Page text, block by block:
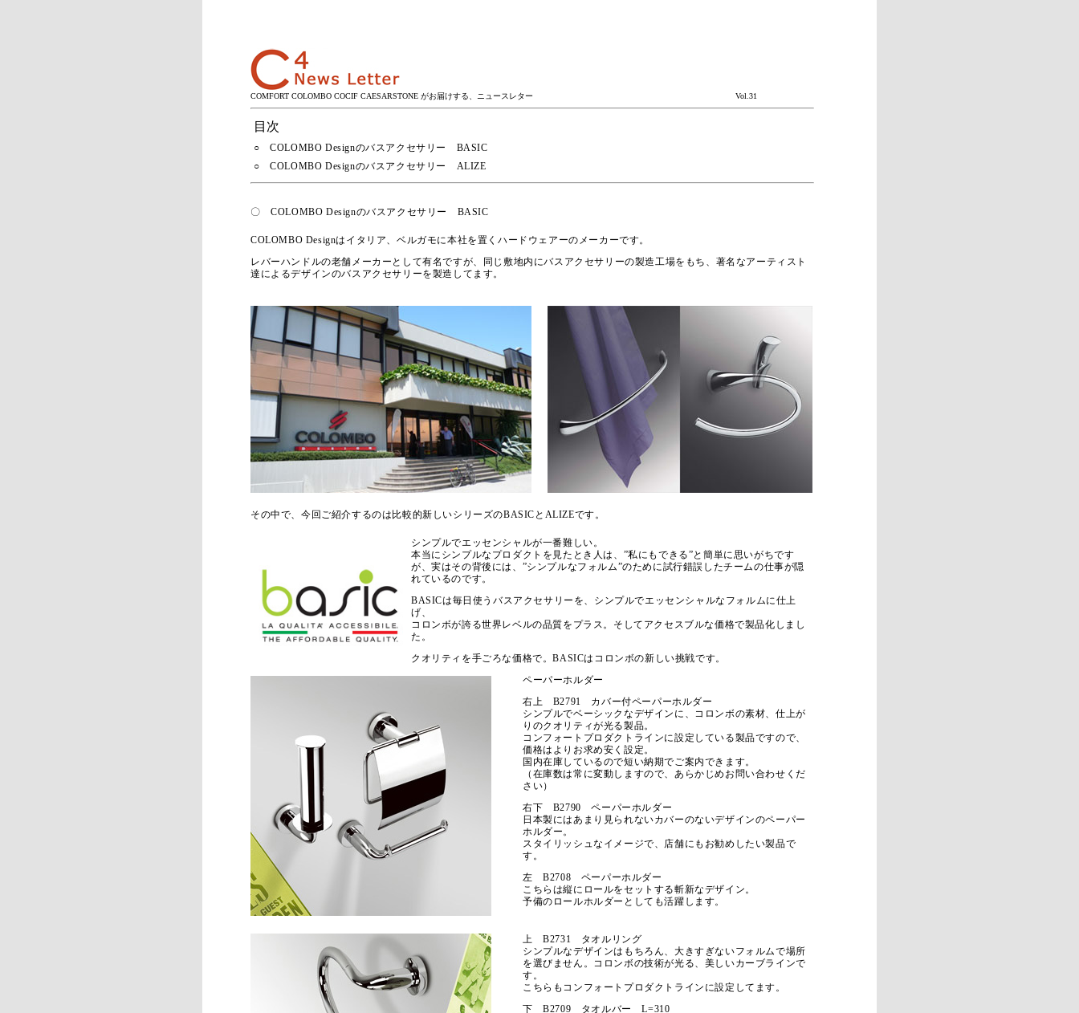
COMFORT COLOMBO COCIF CAESARSTONE がお届けする、ニュースレター Vol.31
目次
○ COLOMBO Designのバスアクセサリー BASIC
○ COLOMBO Designのバスアクセサリー ALIZE
〇 COLOMBO Designのバスアクセサリー BASIC
COLOMBO Designはイタリア、ベルガモに本社を置くハードウェアーのメーカーです。
レバーハンドルの老舗メーカーとして有名ですが、同じ敷地内にバスアクセサリーの製造工場をもち、著名なアーティスト
達によるデザインのバスアクセサリーを製造してます。
その中で、今回ご紹介するのは比較的新しいシリーズのBASICとALIZEです。
シンプルでエッセンシャルが一番難しい。
本当にシンプルなプロダクトを見たとき人は、”私にもできる”と簡単に思いがちです
が、実はその背後には、”シンプルなフォルム”のために試行錯誤したチームの仕事が隠
れているのです。
BASICは毎日使うバスアクセサリーを、シンプルでエッセンシャルなフォルムに仕上
げ、
コロンボが誇る世界レベルの品質をプラス。そしてアクセスブルな価格で製品化しまし
た。
クオリティを手ごろな価格で。BASICはコロンボの新しい挑戦です。
ペーパーホルダー
右上 B2791 カバー付ペーパーホルダー
シンプルでベーシックなデザインに、コロンボの素材、仕上が
りのクオリティが光る製品。
コンフォートプロダクトラインに設定している製品ですので、
価格はよりお求め安く設定。
国内在庫しているので短い納期でご案内できます。
（在庫数は常に変動しますので、あらかじめお問い合わせくだ
さい）
右下 B2790 ペーパーホルダー
日本製にはあまり見られないカバーのないデザインのペーパー
ホルダー。
スタイリッシュなイメージで、店舗にもお勧めしたい製品で
す。
左 B2708 ペーパーホルダー
こちらは縦にロールをセットする斬新なデザイン。
予備のロールホルダーとしても活躍します。
上 B2731 タオルリング
シンプルなデザインはもちろん、大きすぎないフォルムで場所
を選びません。コロンボの技術が光る、美しいカーブラインで
す。
こちらもコンフォートプロダクトラインに設定してます。
下 B2709 タオルバー L=310